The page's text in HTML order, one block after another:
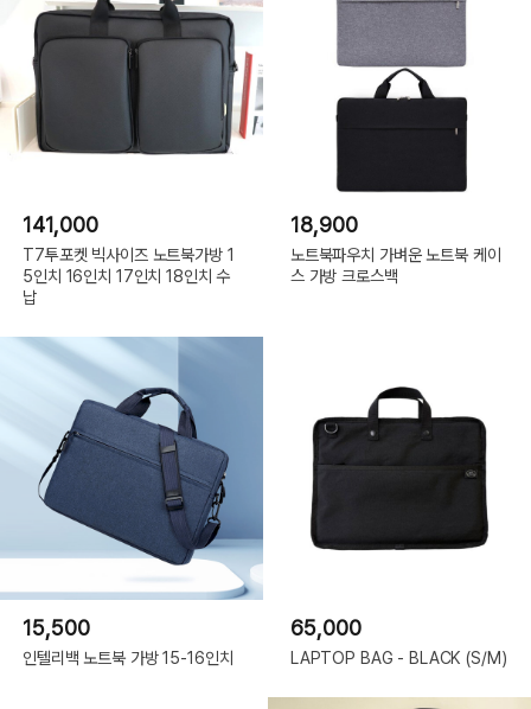
141,000
T7투포켓 빅사이즈 노트북가방 1
5인치 16인치 17인치 18인치 수
납
18,900
노트북파우치 가벼운 노트북 케이
스 가방 크로스백
15,500
인텔리백 노트북 가방 15-16인치
65,000
LAPTOP BAG - BLACK (S/M)